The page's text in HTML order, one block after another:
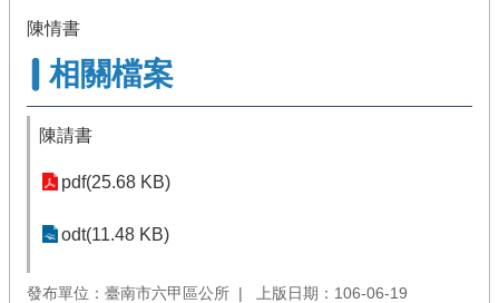
陳情書
相關檔案
陳請書
pdf(25.68 KB)
odt(11.48 KB)
發布單位：臺南市六甲區公所
上版日期：106-06-19